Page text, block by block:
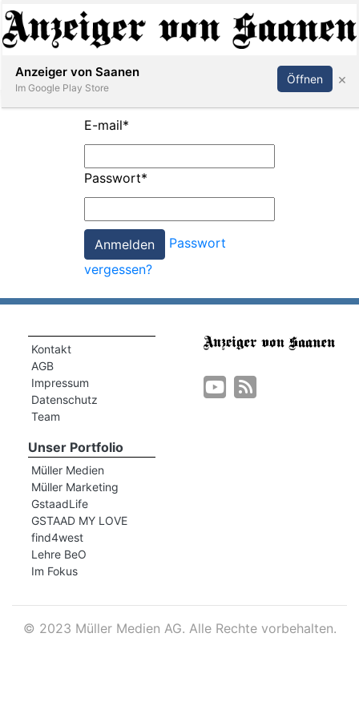
Abonnieren Anmelden
E-mail*
Passwort*
Passwort
vergessen?
Kontakt
AGB
Impressum
Datenschutz
Team
Unser Portfolio
Müller Medien
Müller Marketing
GstaadLife
GSTAAD MY LOVE
find4west
Lehre BeO
Im Fokus
© 2023 Müller Medien AG. Alle Rechte vorbehalten.
Anzeiger von Saanen
Im Google Play Store
Öffnen ×